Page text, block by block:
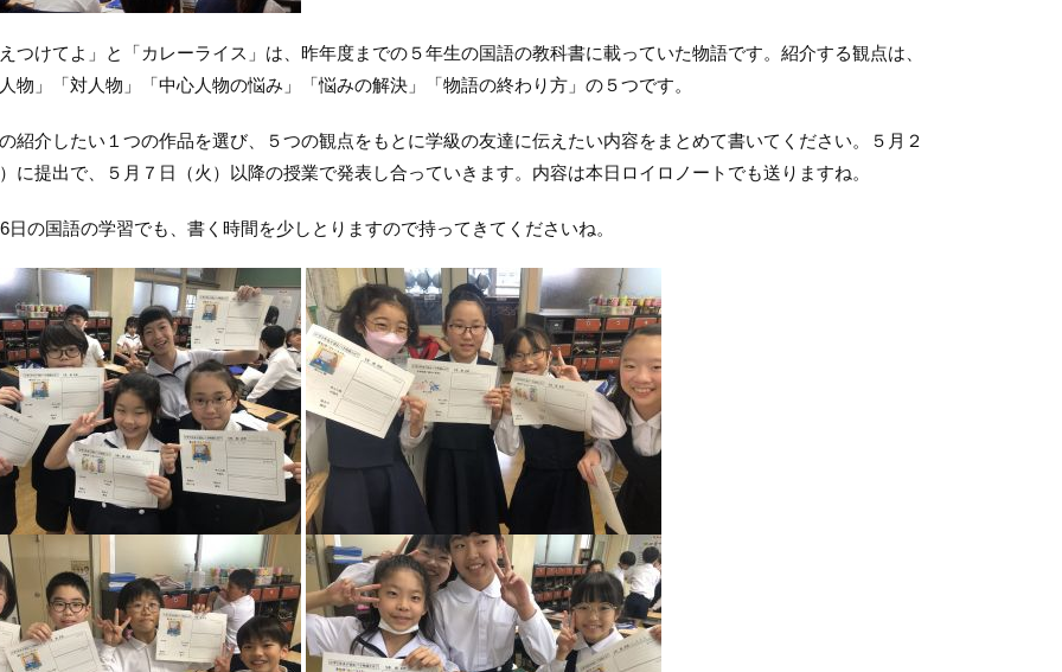
つけてよ」と「カレーライス」は、昨年度までの５年生の国語の教科書に載っていた物語です。紹介する観点は、
物」「対人物」「中心人物の悩み」「悩みの解決」「物語の終わり方」の５つです。
介したい１つの作品を選び、５つの観点をもとに学級の友達に伝えたい内容をまとめて書いてください。５月２
に提出で、５月７日（火）以降の授業で発表し合っていきます。内容は本日ロイロノートでも送りますね。
日の国語の学習でも、書く時間を少しとりますので持ってきてくださいね。